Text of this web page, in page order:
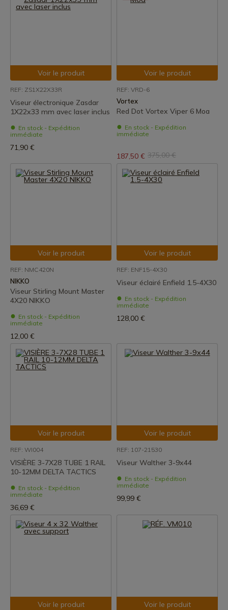
Voir le produit
REF: ZS1X22X33R
Viseur électronique Zasdar
1X22x33 mm avec laser inclus
En stock - Expédition
immédiate
71,90 €
Voir le produit
REF: VRD-6
Vortex
Red Dot Vortex Viper 6 Moa
En stock - Expédition
immédiate
187,50 € 375,00 €
Voir le produit
REF: NMC420N
NIKKO
Viseur Stirling Mount Master
4X20 NIKKO
En stock - Expédition
immédiate
12,00 €
Voir le produit
REF: ENF15-4X30
Viseur éclairé Enfield 1.5-4X30
En stock - Expédition
immédiate
128,00 €
Voir le produit
REF: WI004
VISIÈRE 3-7X28 TUBE 1 RAIL
10-12MM DELTA TACTICS
En stock - Expédition
immédiate
36,69 €
Voir le produit
REF: 107-21530
Viseur Walther 3-9x44
En stock - Expédition
immédiate
99,99 €
Voir le produit Voir le produit